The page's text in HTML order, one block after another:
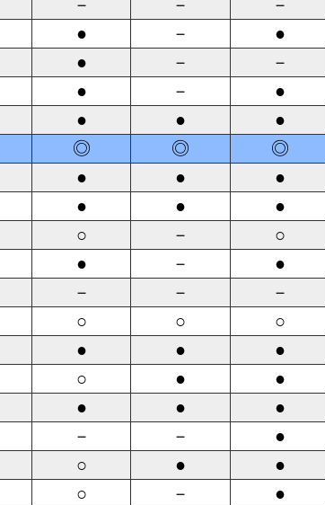
－ － －
● － ●
● － －
● － ●
● ● ●
◎ ◎ ◎
● ● ●
● ● ●
○ － ○
● － ●
－ － －
○ ○ ○
● ● ●
○ ● ●
● ● ●
－ － ●
○ ● ●
○ － ●